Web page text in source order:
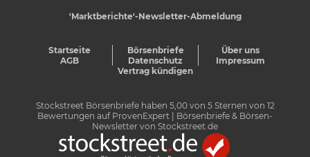
'Marktberichte'-Newsletter-Abmeldung
Startseite Börsenbriefe
Über uns
AGB
Datenschutz
Impressum
Vertrag kündigen
Stockstreet Börsenbriefe haben 5,00von 5Sternen von 12
Bewertungen auf ProvenExpert | Börsenbriefe & Börsen-
Newsletter von Stockstreet.de